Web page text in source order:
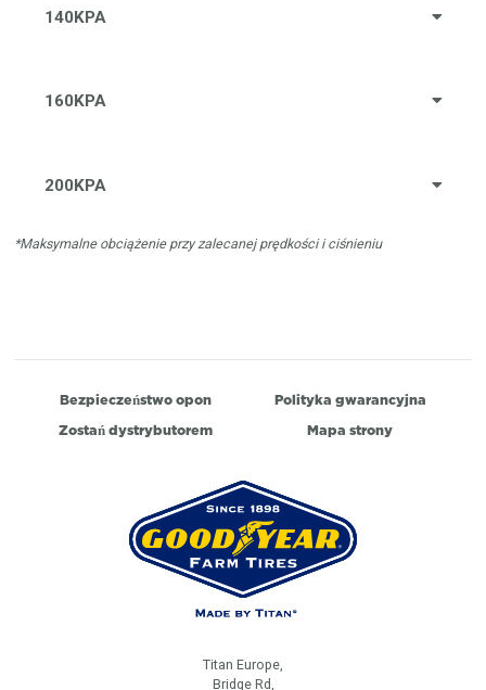
140KPA
160KPA
200KPA
*Maksymalne obciążenie przy zalecanej prędkości i ciśnieniu
Bezpieczeństwo opon
Polityka gwarancyjna
Zostań dystrybutorem
Mapa strony
Titan Europe,
Bridge Rd,